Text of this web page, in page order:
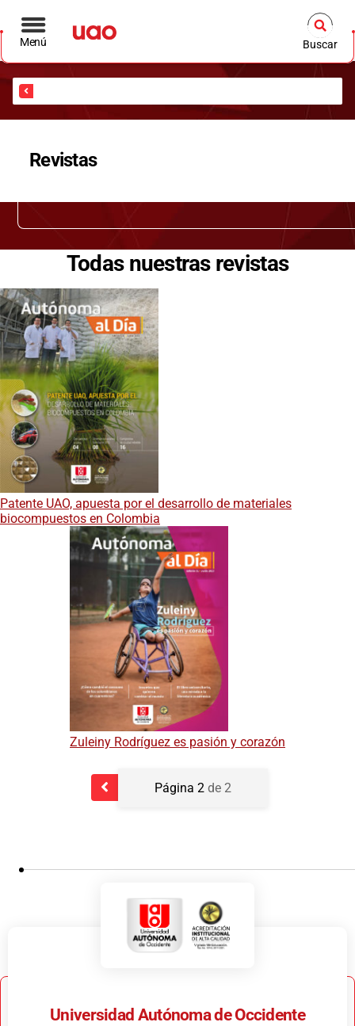
Menú Buscar
Revistas
Todas nuestras revistas
Patente UAO, apuesta por el desarrollo de materiales
biocompuestos en Colombia
Zuleiny Rodríguez es pasión y corazón
Página 2 de 2
Universidad Autónoma de Occidente